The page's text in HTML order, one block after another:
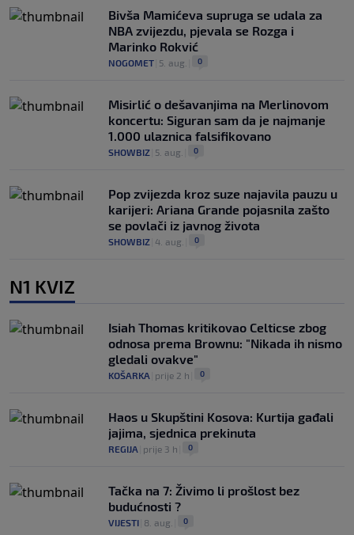
Bivša Mamićeva supruga se udala za
NBA zvijezdu, pjevala se Rozga i
Marinko Rokvić
NOGOMET 5. aug. 0
Misirlić o dešavanjima na Merlinovom
koncertu: Siguran sam da je najmanje
1.000 ulaznica falsifikovano
SHOWBIZ 5. aug. 0
Pop zvijezda kroz suze najavila pauzu u
karijeri: Ariana Grande pojasnila zašto
se povlači iz javnog života
SHOWBIZ 4. aug. 0
N1 KVIZ
Isiah Thomas kritikovao Celticse zbog
odnosa prema Brownu: "Nikada ih nismo
gledali ovakve"
KOŠARKA prije 2 h 0
Haos u Skupštini Kosova: Kurtija gađali
jajima, sjednica prekinuta
REGIJA prije 3 h 0
Tačka na 7: Živimo li prošlost bez
budućnosti ?
VIJESTI 8. aug. 0